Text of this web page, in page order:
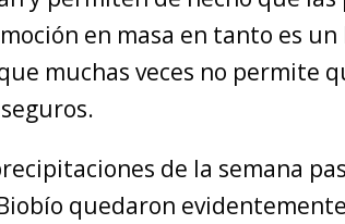
en masa en tanto es
muchas veces no permite
de la semana
quedaron